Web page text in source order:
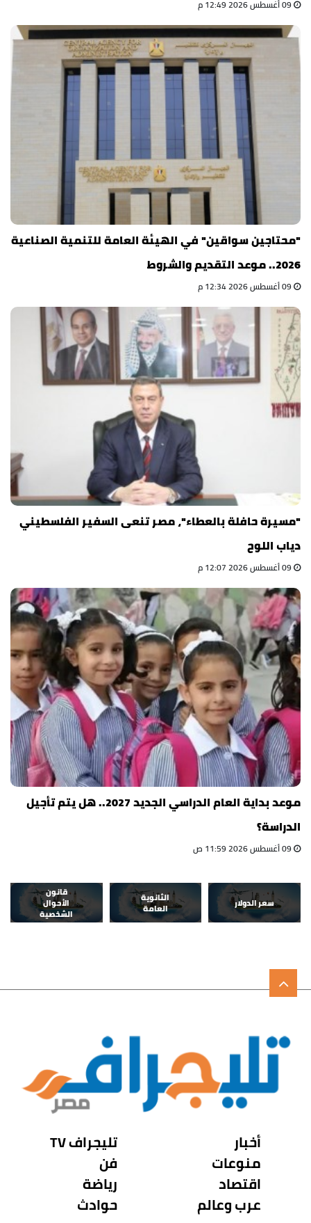
"محتاجين سواقين" في الهيئة العامة للتنمية الصناعية
2026.. موعد التقديم والشروط
"مسيرة حافلة بالعطاء"، مصر تنعى السفير الفلسطيني
دياب اللوح
موعد بداية العام الدراسي الجديد 2027.. هل يتم تأجيل
الدراسة؟
سعر الدولار
الثانوية
العامة
قانون
الأحوال
الشخصية
أخبار
منوعات
اقتصاد
عرب وعالم
تليجراف TV
فن
رياضة
حوادث